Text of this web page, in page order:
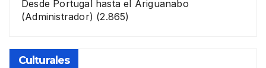
Desde Portugal hasta el Ariguanabo
(Administrador) (2.865)
Culturales